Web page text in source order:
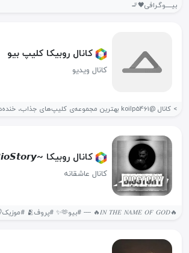
بیـــــوگـرافی🖤🚬
کانال روبیکا کلیپ بیو
کانال ویدیو
کانال روبیکا ~𝘽𝙞𝙤𝙎𝙩𝙤𝙧𝙮|بیوـاستوری
کانال عاشقانه